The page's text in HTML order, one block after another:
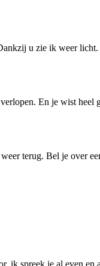
u zie ik weer
En je wist heel
terug. Bel je over